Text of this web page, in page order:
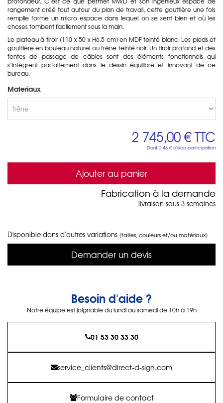
rangement créé tout autour du plan de travail, cette gouttière une fois
remplie forme un micro espace dans lequel on se sent bien et où les
choses tombent facilement sous la main.
Le plateau à tiroir (110 x 50 x H6.5 cm) en MDF teinté blanc. Les pieds et
gouttière en bouleau naturel ou frêne teinté noir. Un tiroir profond et des
fentes de passage de câbles sont des éléments fonctionnels qui
s’intègrent parfaitement dans le dessin équilibré et innovant de ce
bureau.
Materiaux
2 745,00 €TTC
Dont 0,48 € d'éco-participation
Ajouter au panier
Fabrication à la demande
livraison sous 3 semaines
Disponible dans d'autres variations (tailles, couleurs et/ou matériaux)
Demander un devis
Besoin d'aide ?
Notre équipe est joignable du lundi au samedi de 10h à 19h
01 53 30 33 30
service_clients@direct-d-sign.com
Formulaire de contact